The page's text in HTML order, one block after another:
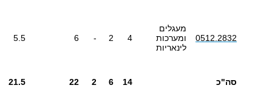
0512.2832
מעגלים
ומערכות
לינאריות
4
2
-
6
5.5
סה"כ 14
6
2
22
21.5